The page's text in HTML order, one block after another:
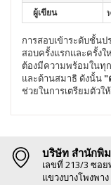
ผู้เขียน
การสอบเข้าระดับชั้น
สอบครั้งแรกและครั้ง
ต้องมีความพร้อมในทุ
และด้านสมาธิ ดังนั้น"
ช่วยในการเตรียมตัว
บริษัท สำนักพิ
เลขที่ 213/3 ซอ
แขวงบางโพงพา